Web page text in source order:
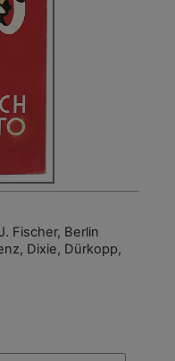
Fischer, Berlin
Dixie, Dürkopp,